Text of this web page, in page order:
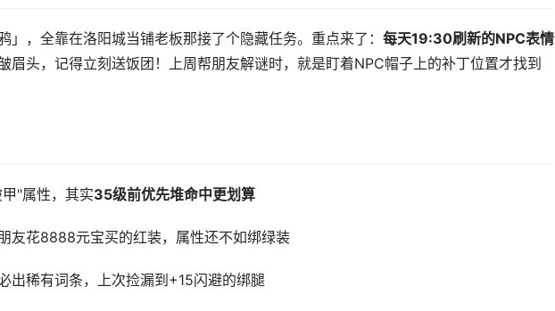
」，全靠在洛阳城当铺老板那接了个隐藏任务。重点来了： 每天19:30刷新的NPC表情
眉头，记得立刻送饭团！上周帮朋友解谜时，就是盯着NPC帽子上的补丁位置才找到
"属性，其实35级前优先堆命中更划算
友花8888元宝买的红装，属性还不如绑绿装
出稀有词条，上次捡漏到+15闪避的绑腿